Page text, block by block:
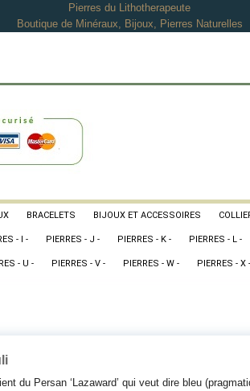
Pierres du Lithotherapeute
Boutique de Minéraux, Bijoux, Pierres Naturelles
BRACELETS BIJOUX ET ACCESSOIRES
- I - PIERRES - J - PIERRES - K - PIERRES - L -
- U - PIERRES - V - PIERRES - W - PIERRES - X -
du Persan ‘Lazaward’ qui veut dire bleu